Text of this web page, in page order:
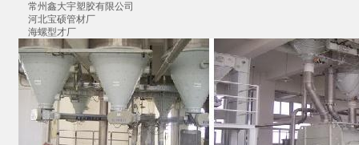
常州鑫大宇塑胶有限公司
河北宝硕管材厂
海螺型才厂